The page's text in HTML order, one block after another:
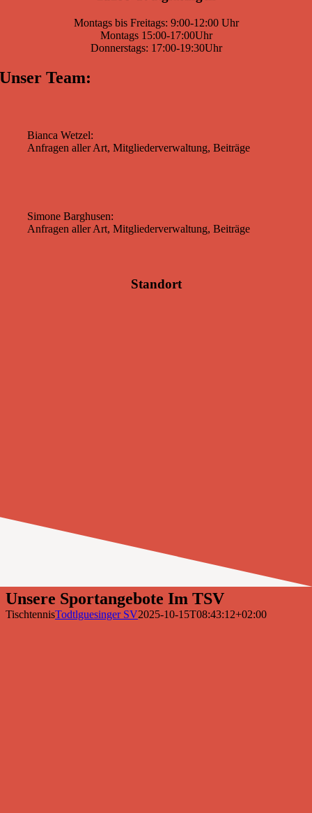
Montags bis Freitags: 9:00-12:00 Uhr
Montags 15:00-17:00Uhr
Donnerstags: 17:00-19:30Uhr
Unser Team:
Bianca Wetzel:
Anfragen aller Art, Mitgliederverwaltung, Beiträge
Simone Barghusen:
Anfragen aller Art, Mitgliederverwaltung, Beiträge
Standort
Unsere Sportangebote Im TSV
TischtennisTodtlguesinger SV2025-10-15T08:43:12+02:00